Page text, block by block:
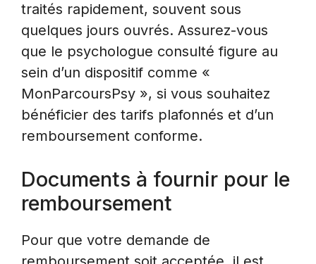
traités rapidement, souvent sous
quelques jours ouvrés. Assurez-vous
que le psychologue consulté figure au
sein d’un dispositif comme «
MonParcoursPsy », si vous souhaitez
bénéficier des tarifs plafonnés et d’un
remboursement conforme.
Documents à fournir pour le
remboursement
Pour que votre demande de